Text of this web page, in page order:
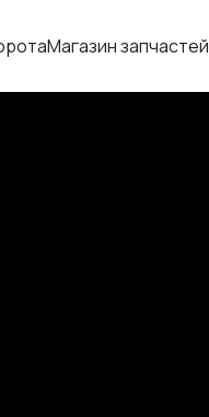
Магазин запчастей